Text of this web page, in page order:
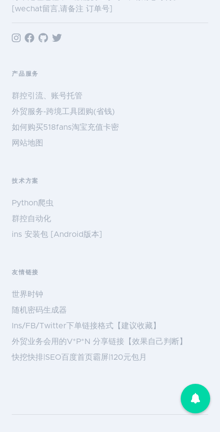
[wechat留言,请备注 订单号]
产品服务
群控引流、账号托管
外贸服务-跨境工具团购(省钱)
如何购买518fans淘宝充值卡密
网站地图
技术方案
Python爬虫
群控自动化
ins 安装包 [Android版本]
友情链接
世界时钟
随机密码生成器
Ins/FB/Twitter下单链接格式【建议收藏】
外贸业务会用的V*P*N 分享链接【效果自己判断】
快挖快排|SEO百度首页霸屏|120元包月